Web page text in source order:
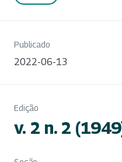
Publicado
2022-06-13
Edição
v. 2 n. 2